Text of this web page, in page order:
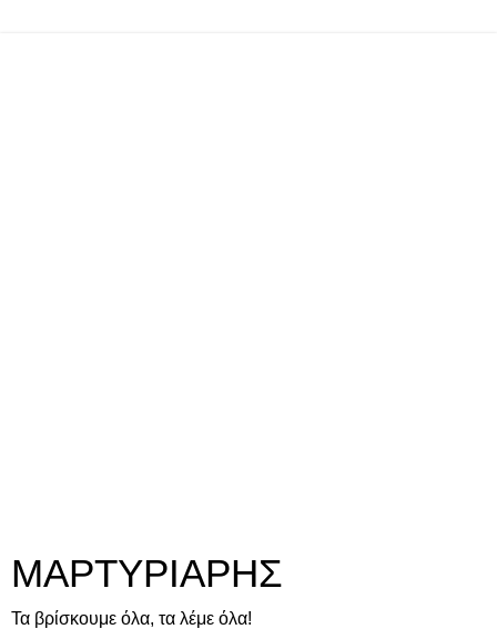
ΜΑΡΤΥΡΙΑΡΗΣ
Τα βρίσκουμε όλα, τα λέμε όλα!